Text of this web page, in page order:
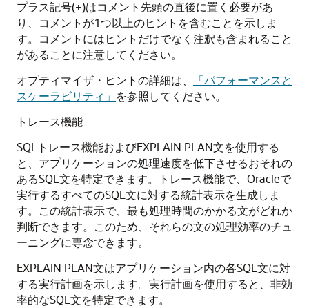
プラス記号(+)はコメント先頭の直後に置く必要があ
り、コメントが1つ以上のヒントを含むことを示しま
す。コメントにはヒントだけでなく注釈も含まれること
があることに注意してください。
オプティマイザ・ヒントの詳細は、
「パフォーマンスと
スケーラビリティ」 を参照してください。
トレース機能
SQLトレース機能およびEXPLAIN PLAN文を使用する
と、アプリケーションの処理速度を低下させるおそれの
あるSQL文を特定できます。トレース機能で、Oracleで
実行するすべてのSQL文に対する統計表示を生成しま
す。この統計表示で、最も処理時間のかかる文がどれか
判断できます。このため、それらの文の処理効率のチュ
ーニングに専念できます。
EXPLAIN PLAN文はアプリケーション内の各SQL文に対
する実行計画を示します。実行計画を使用すると、非効
率的なSQL文を特定できます。